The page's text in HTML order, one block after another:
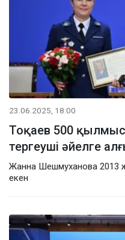
23.06.2025, 18:00
Тоқаев 500
тергеуші әйелге
Жанна Шешмуханова 2013
екен